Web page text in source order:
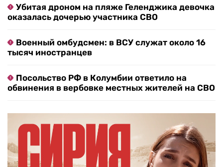
Убитая дроном на пляже Геленджика девочка
оказалась дочерью участника СВО
Военный омбудсмен: в ВСУ служат около 16
тысяч иностранцев
Посольство РФ в Колумбии ответило на
обвинения в вербовке местных жителей на СВО